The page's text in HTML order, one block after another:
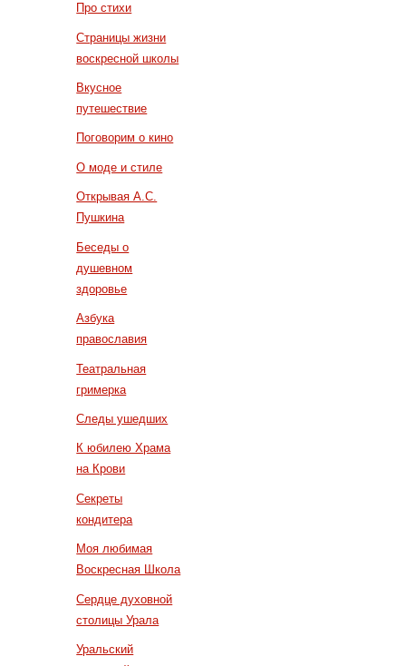
Про стихи
Страницы жизни
воскресной школы
Вкусное
путешествие
Поговорим о кино
О моде и стиле
Открывая А.С.
Пушкина
Беседы о
душевном
здоровье
Азбука
православия
Театральная
гримерка
Следы ушедших
К юбилею Храма
на Крови
Секреты
кондитера
Моя любимая
Воскресная Школа
Сердце духовной
столицы Урала
Уральский